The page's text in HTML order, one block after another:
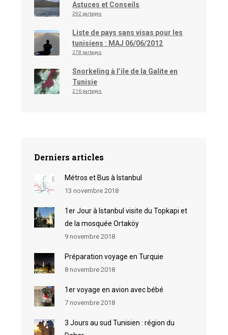
Astuces et Conseils
292 partages
Liste de pays sans visas pour les
tunisiens : MAJ 06/06/2012
278 partages
Snorkeling à l’ile de la Galite en
Tunisie
216 partages
Derniers articles
Métros et Bus à Istanbul
13 novembre 2018
1er Jour à Istanbul visite du Topkapi et
de la mosquée Ortaköy
9 novembre 2018
Préparation voyage en Turquie
8 novembre 2018
1er voyage en avion avec bébé
7 novembre 2018
3 Jours au sud Tunisien : région du